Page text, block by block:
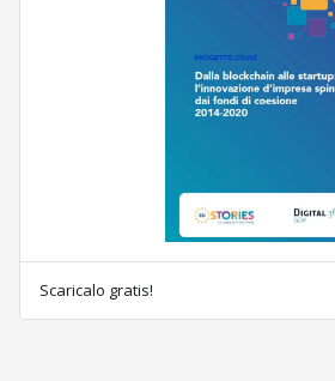
Scaricalo gratis!